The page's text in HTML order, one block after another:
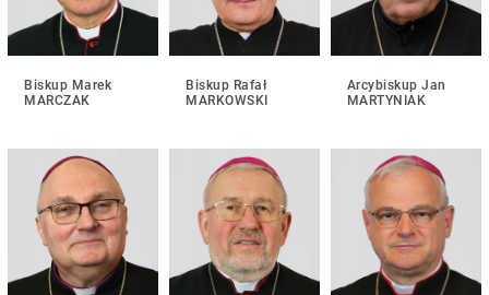
Biskup Marek
MARCZAK
Biskup Rafał
MARKOWSKI
Arcybiskup Jan
MARTYNIAK